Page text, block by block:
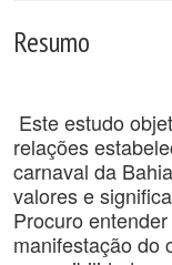
Resumo
Este estudo
relações
carnaval da
valores e
Procuro
manifestação do